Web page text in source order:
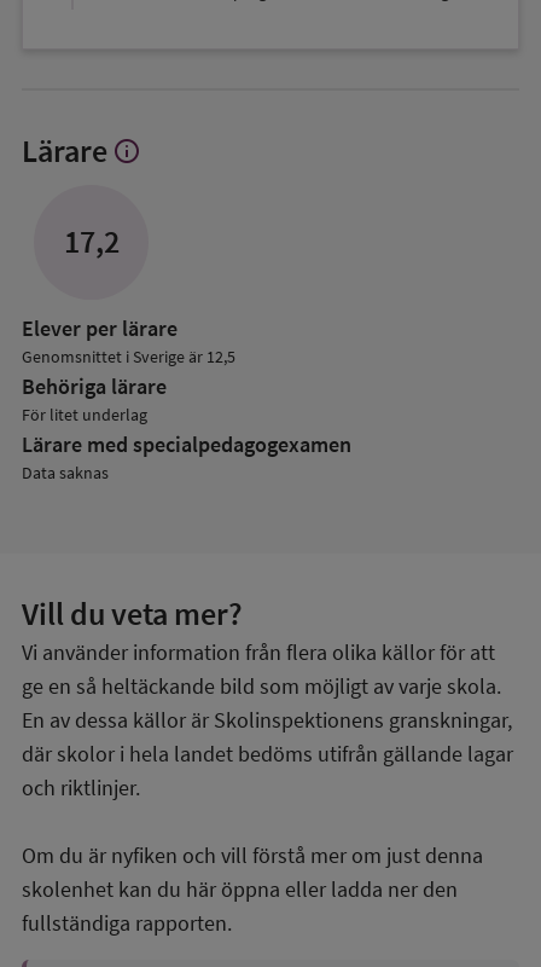
Lärare Visa
info
17,2
Elever per lärare
Genomsnittet i Sverige är 12,5
Behöriga lärare
För litet underlag
Lärare med specialpedagog­examen
Data saknas
Vill du veta mer?
Vi använder information från flera olika källor för att
ge en så heltäckande bild som möjligt av varje skola.
En av dessa källor är Skolinspektionens granskningar,
där skolor i hela landet bedöms utifrån gällande lagar
och riktlinjer.
Om du är nyfiken och vill förstå mer om just denna
skolenhet kan du här öppna eller ladda ner den
fullständiga rapporten.